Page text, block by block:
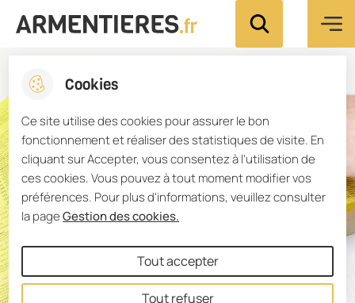
Cookies
Ce site utilise des cookies pour assurer le bon
fonctionnement et réaliser des statistiques de visite. En
cliquant sur Accepter, vous consentez à l'utilisation de
ces cookies. Vous pouvez à tout moment modifier vos
préférences. Pour plus d'informations, veuillez consulter
la pageGestion des cookies.
Tout accepter
Tout refuser
Aller
au
Aller à la
recherche
Aller au
contenu
Consulter
site
Ville d'Armentières
Rechercher sur